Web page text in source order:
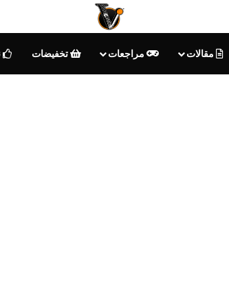
مقالات مراجعات تخفيضات